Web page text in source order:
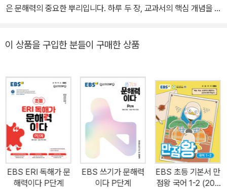
은 문해력의 중요한 뿌리입니다. 하루 두 장, 교과서의 핵심 개념을 글
않도록 ‘배경지식이 문해력이다’로 학습하세요. <‘배경지식이 문해력
성되어 수준에 따라 선택하면 체계적인 학습이 가능합니다. 1. 교과서
개념 학습의 배경지식이 되는 내용으로 문해력을 키울 수 있습니다.
2. 학년별&교과별 성취 수준에 맞는 개념어로 구성하였습니다. 3. 하
나의 개념어를 중심으로 개념을 확장하여 학습할 수 있습니다. 4. 학
습 내용을 시각화한 그림과 확인 문제를 통해 배경지식을 체계적으로
익힐 수 있습니다. 5. 학습 내용과 함께 인성 동화를 제시하여 인성적
인 측면을 강조하였습니다. <‘배경지식이 문해력이다’ 이렇게 학습하
면 더 좋습니다.> 1. 학습자 수준에 맞는 단계를 선택하세요. P단계는
이 상품을 구입한 분들이 구매한 상품
EBS ERI 독해가 문
해력이다 P단계
EBS 쓰기가 문해력
이다 P단계
EBS 초등 기본서 만
점왕 국어 1-2 (202